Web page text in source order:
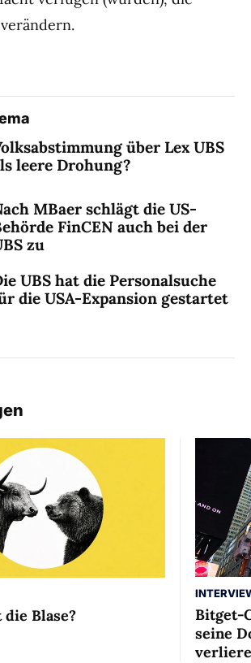
über Lex UBS
leere Drohung?
MBaer schlägt die US-
FinCEN auch bei der
zu
UBS hat die Personalsuche
die USA-Expansion gestartet
Blase?
Bitget-
seine